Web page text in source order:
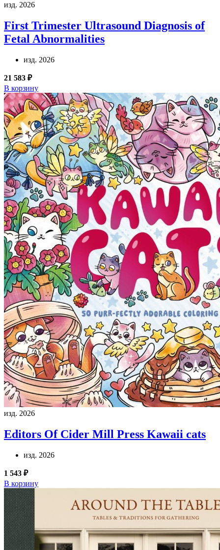
изд. 2026
First Trimester Ultrasound Diagnosis of
Fetal Abnormalities
изд. 2026
21 583 ₽
В корзину
изд. 2026
Editors Of Cider Mill Press Kawaii cats
изд. 2026
1 543 ₽
В корзину